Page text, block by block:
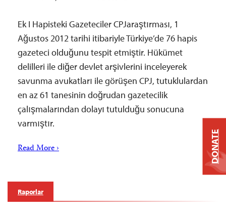
Ek I Hapisteki Gazeteciler CPJaraştırması, 1
Ağustos 2012 tarihi itibariyle Türkiye’de 76 hapis
gazeteci olduğunu tespit etmiştir. Hükümet
delilleri ile diğer devlet arşivlerini inceleyerek
savunma avukatları ile görüşen CPJ, tutuklulardan
en az 61 tanesinin doğrudan gazetecilik
çalışmalarından dolayı tutulduğu sonucuna
varmıştır.
Read More ›
Raporlar
DONATE